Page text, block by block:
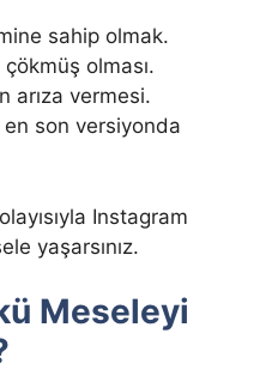
sahip olmak.
olması.
arıza vermesi.
en son versiyonda
Instagram
yaşarsınız.
Meseleyi